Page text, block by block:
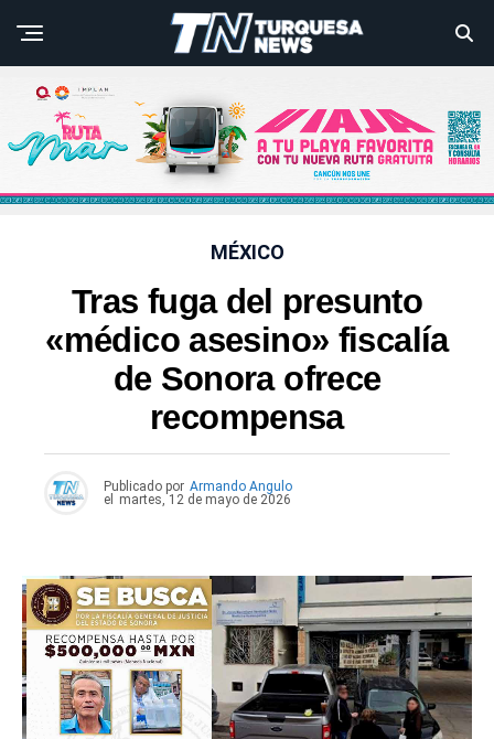
MÉXICO
Tras fuga del presunto
«médico asesino» fiscalía
de Sonora ofrece
recompensa
Publicado por Armando Angulo
el
martes, 12 de mayo de 2026